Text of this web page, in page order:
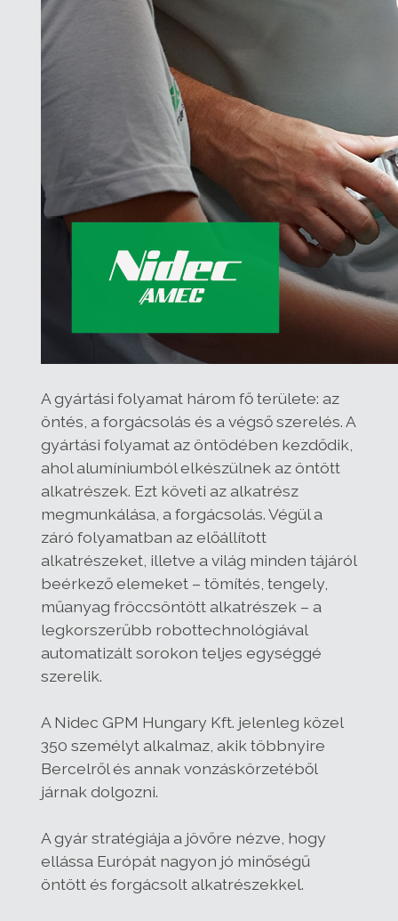
A gyártási folyamat három fő területe: az
öntés, a forgácsolás és a végső szerelés. A
gyártási folyamat az öntödében kezdődik,
ahol alumíniumból elkészülnek az öntött
alkatrészek. Ezt követi az alkatrész
megmunkálása, a forgácsolás. Végül a
záró folyamatban az előállított
alkatrészeket, illetve a világ minden tájáról
beérkező elemeket – tömítés, tengely,
műanyag fröccsöntött alkatrészek – a
legkorszerűbb robottechnológiával
automatizált sorokon teljes egységgé
szerelik.
A Nidec GPM Hungary Kft. jelenleg közel
350 személyt alkalmaz, akik többnyire
Bercelről és annak vonzáskörzetéből
járnak dolgozni.
A gyár stratégiája a jövőre nézve, hogy
ellássa Európát nagyon jó minőségű
öntött és forgácsolt alkatrészekkel.